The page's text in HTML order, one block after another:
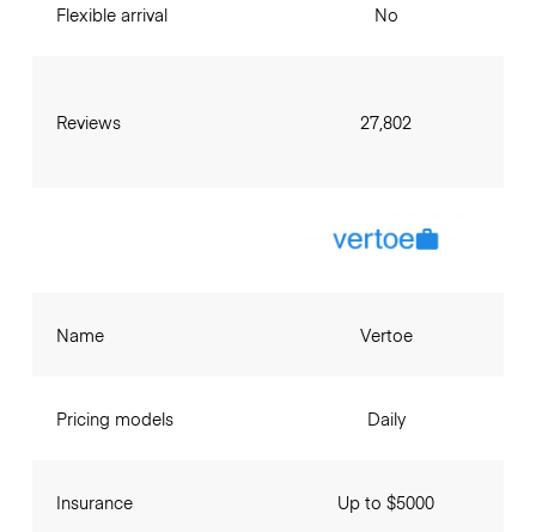
Flexible arrival
Reviews
No
27,802
Name
Pricing models
Insurance
Vertoe
Daily
Up to $5000